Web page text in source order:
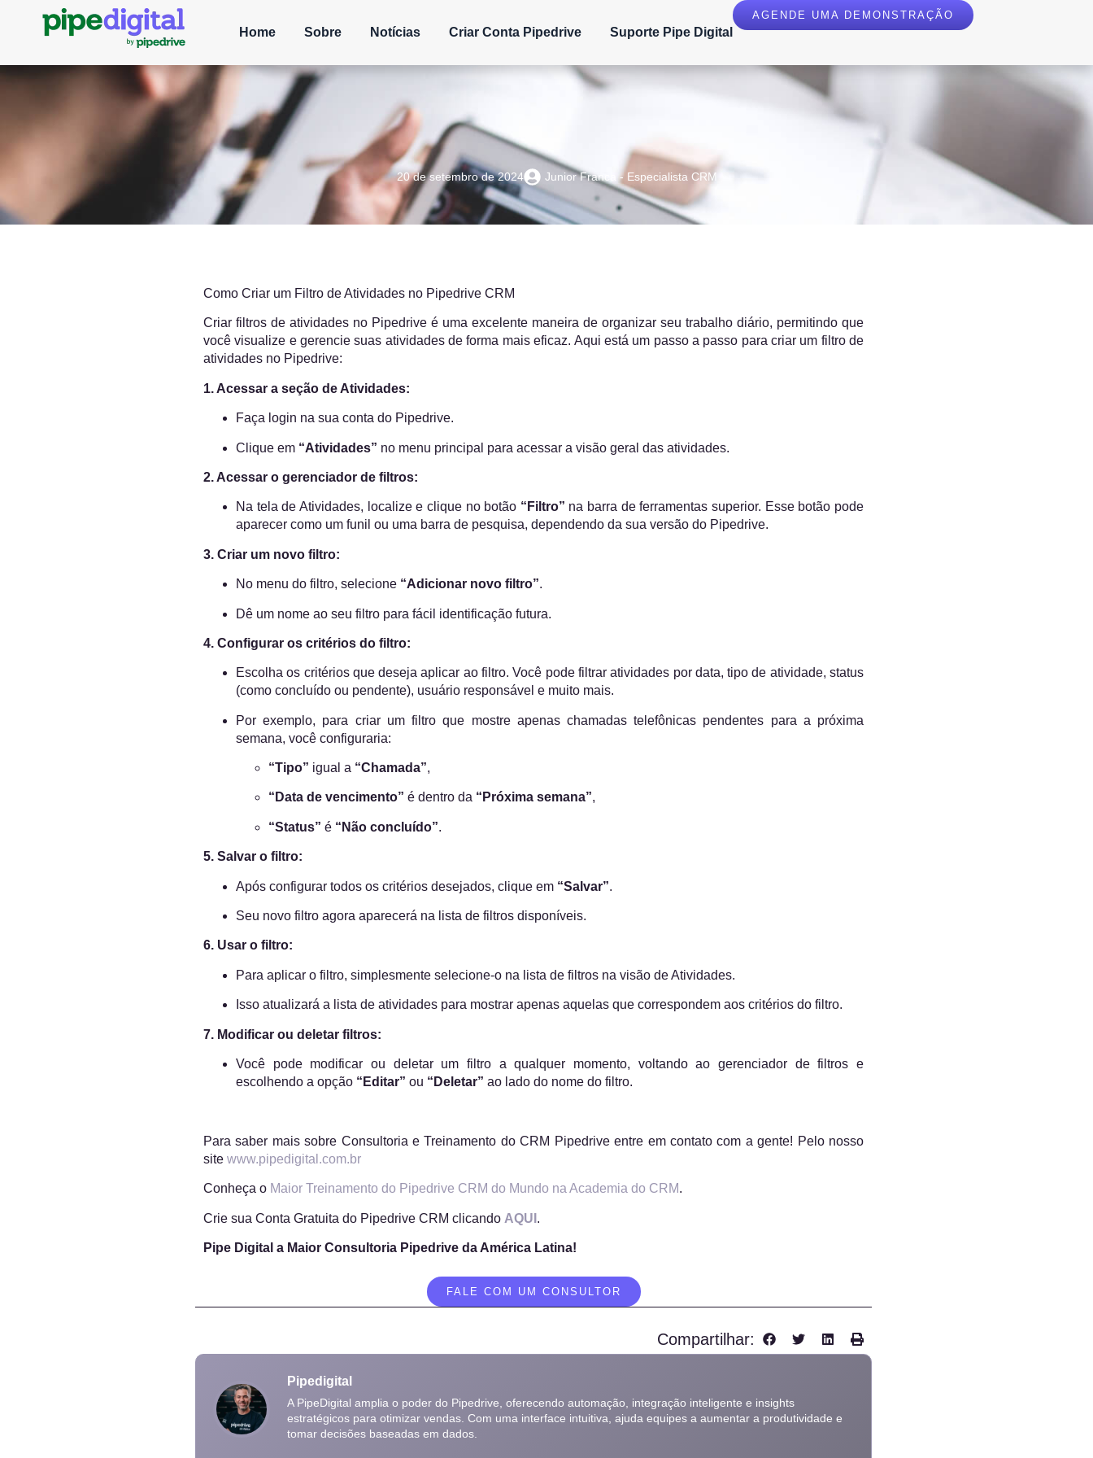
Home Sobre Notícias Criar Conta Pipedrive Suporte Pipe Digital
AGENDE UMA DEMONSTRAÇÃO
20 de setembro de 2024 Junior Franca - Especialista CRM
Como Criar um Filtro de Atividades no Pipedrive CRM
Criar filtros de atividades no Pipedrive é uma excelente maneira de organizar seu trabalho diário, permitindo que
você visualize e gerencie suas atividades de forma mais eficaz. Aqui está um passo a passo para criar um filtro de
atividades no Pipedrive:​
1. Acessar a seção de Atividades:
Faça login na sua conta do Pipedrive.
Clique em “Atividades” no menu principal para acessar a visão geral das atividades.
2. Acessar o gerenciador de filtros:
Na tela de Atividades, localize e clique no botão “Filtro” na barra de ferramentas superior. Esse botão pode
aparecer como um funil ou uma barra de pesquisa, dependendo da sua versão do Pipedrive.
3. Criar um novo filtro:
No menu do filtro, selecione “Adicionar novo filtro”.
Dê um nome ao seu filtro para fácil identificação futura.
4. Configurar os critérios do filtro:
Escolha os critérios que deseja aplicar ao filtro. Você pode filtrar atividades por data, tipo de atividade, status
(como concluído ou pendente), usuário responsável e muito mais.
Por exemplo, para criar um filtro que mostre apenas chamadas telefônicas pendentes para a próxima
semana, você configuraria:
“Tipo” igual a “Chamada”,
“Data de vencimento” é dentro da “Próxima semana”,
“Status” é “Não concluído”.
5. Salvar o filtro:
Após configurar todos os critérios desejados, clique em “Salvar”.
Seu novo filtro agora aparecerá na lista de filtros disponíveis.
6. Usar o filtro:
Para aplicar o filtro, simplesmente selecione-o na lista de filtros na visão de Atividades.
Isso atualizará a lista de atividades para mostrar apenas aquelas que correspondem aos critérios do filtro.
7. Modificar ou deletar filtros:
Você pode modificar ou deletar um filtro a qualquer momento, voltando ao gerenciador de filtros e
escolhendo a opção “Editar” ou “Deletar” ao lado do nome do filtro.
Para saber mais sobre Consultoria e Treinamento do CRM Pipedrive entre em contato com a gente! Pelo nosso
site www.pipedigital.com.br
Conheça o Maior Treinamento do Pipedrive CRM do Mundo na Academia do CRM.
Crie sua Conta Gratuita do Pipedrive CRM clicando AQUI .
Pipe Digital a Maior Consultoria Pipedrive da América Latina!
FALE COM UM CONSULTOR
Compartilhar:
Pipedigital
A PipeDigital amplia o poder do Pipedrive, oferecendo automação, integração inteligente e insights
estratégicos para otimizar vendas. Com uma interface intuitiva, ajuda equipes a aumentar a produtividade e
tomar decisões baseadas em dados.